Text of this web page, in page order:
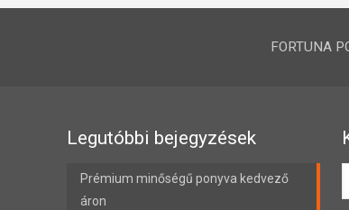
FORTUNA
Legutóbbi bejegyzések
Prémium minőségű ponyva kedvező
áron